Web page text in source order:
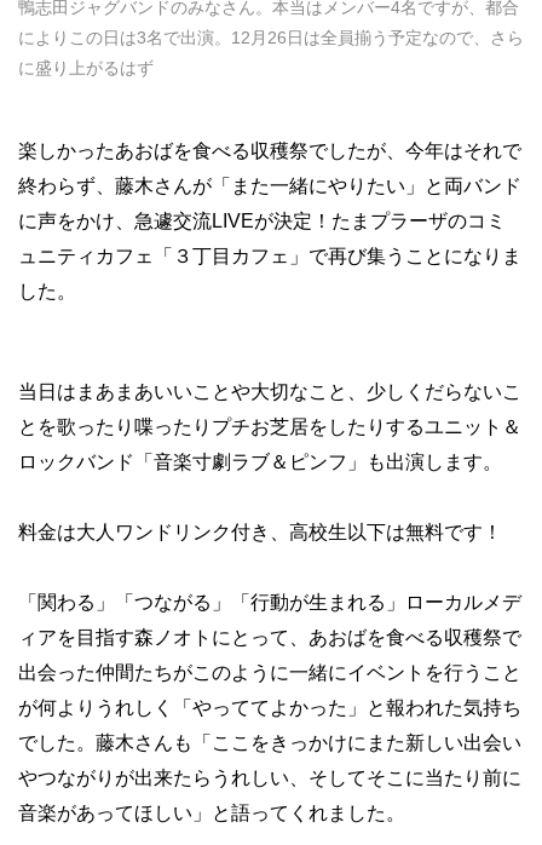
鴨志田ジャグバンドのみなさん。本当はメンバー4名ですが、都合
によりこの日は3名で出演。12月26日は全員揃う予定なので、さら
に盛り上がるはず
楽しかったあおばを食べる収穫祭でしたが、今年はそれで
終わらず、藤木さんが「また一緒にやりたい」と両バンド
に声をかけ、急遽交流LIVEが決定！たまプラーザのコミ
ュニティカフェ「３丁目カフェ」で再び集うことになりま
した。
当日はまあまあいいことや大切なこと、少しくだらないこ
とを歌ったり喋ったりプチお芝居をしたりするユニット＆
ロックバンド「音楽寸劇ラブ＆ピンフ」も出演します。
料金は大人ワンドリンク付き、高校生以下は無料です！
「関わる」「つながる」「行動が生まれる」ローカルメデ
ィアを目指す森ノオトにとって、あおばを食べる収穫祭で
出会った仲間たちがこのように一緒にイベントを行うこと
が何よりうれしく「やっててよかった」と報われた気持ち
でした。藤木さんも「ここをきっかけにまた新しい出会い
やつながりが出来たらうれしい、そしてそこに当たり前に
音楽があってほしい」と語ってくれました。